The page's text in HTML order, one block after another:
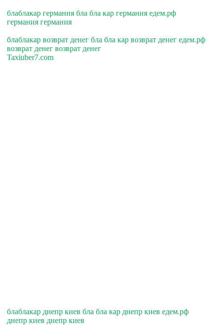
блаблакар германия бла бла кар германия едем.рф
германия германия
блаблакар возврат денег бла бла кар возврат денег едем.рф
возврат денег возврат денег
Taxiuber7.com
блаблакар днепр киев бла бла кар днепр киев едем.рф
днепр киев днепр киев